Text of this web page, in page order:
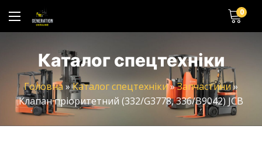
0
Каталог спецтехніки
Головна»Каталог спецтехніки»Запчастини»
Клапан пріоритетний (332/G3778, 336/B9042) JCB